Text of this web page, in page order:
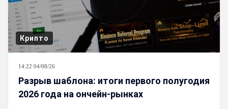
Крипто
14:22 04/08/26
Разрыв шаблона: итоги первого полугодия
2026 года на ончейн-рынках